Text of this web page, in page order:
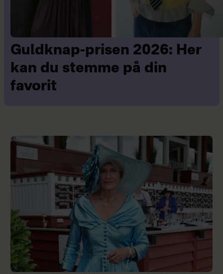
Guldknap-prisen 2026: Her
kan du stemme på din
favorit